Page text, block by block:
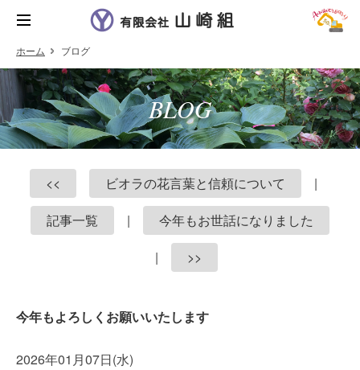
ホーム ブログ
BLOG
<< ビオラの花言葉と信頼について
|
記事一覧
|
今年もお世話になりました
|
>>
今年もよろしくお願いいたします
2026年01月07日(水)